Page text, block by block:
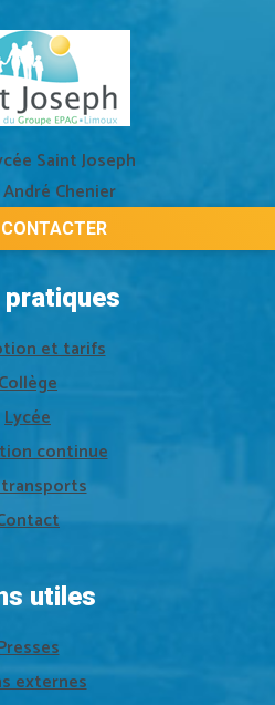
Saint Joseph
Chenier
LIMOUX
et tarifs
Lycée
continue
utiles
externes